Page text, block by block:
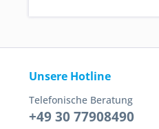
Unsere Hotline
Telefonische Beratung
+49 30 77908490